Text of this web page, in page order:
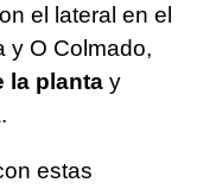
el lateral en el
y O Colmado,
la planta y
estas